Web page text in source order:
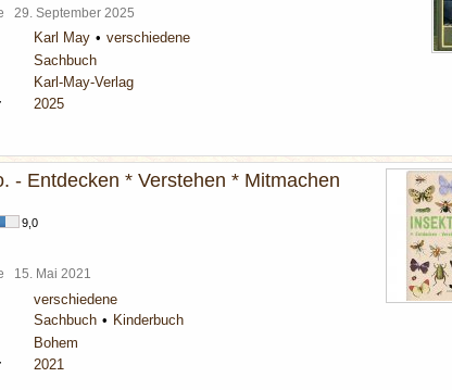
29. September 2025
Karl May
verschiedene
Sachbuch
Karl-May-Verlag
2025
- Entdecken * Verstehen * Mitmachen
9,0
15. Mai 2021
verschiedene
Sachbuch
Kinderbuch
Bohem
2021